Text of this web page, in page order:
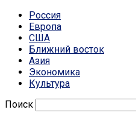
Россия
Европа
США
Ближний восток
Азия
Экономика
Культура
Поиск